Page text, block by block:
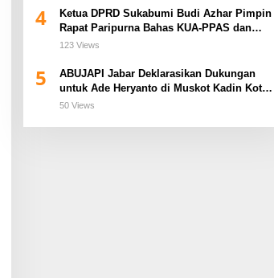
4
Ketua DPRD Sukabumi Budi Azhar Pimpin
Rapat Paripurna Bahas KUA-PPAS dan
Raperda Tirta Jaya
123 Views
5
ABUJAPI Jabar Deklarasikan Dukungan
untuk Ade Heryanto di Muskot Kadin Kota
Bandung
50 Views